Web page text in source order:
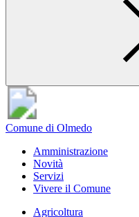
Comune di Olmedo
Amministrazione
Novità
Servizi
Vivere il Comune
Agricoltura